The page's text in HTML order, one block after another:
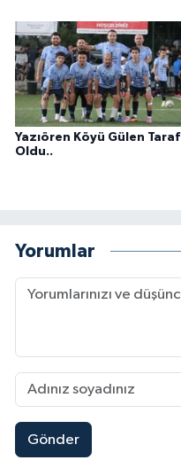
Yazıören Köyü Gülen Taraf
Oldu..
Yorumlar
Gönder